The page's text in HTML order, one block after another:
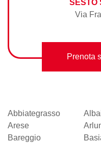
SESTO
Via
Prenota
Abbiategrasso
Arese
Bareggio